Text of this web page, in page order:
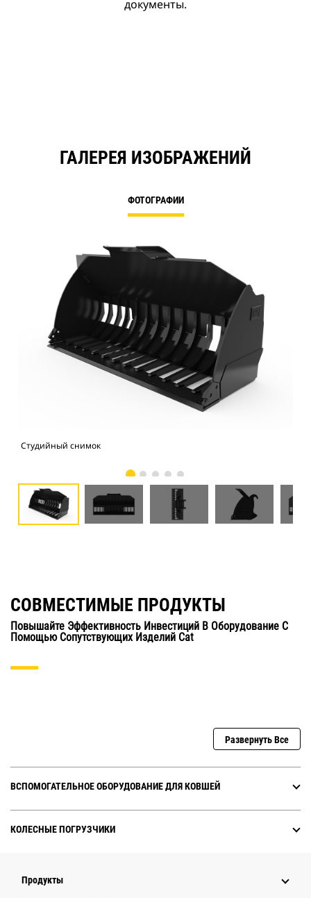
документы.
ГАЛЕРЕЯ ИЗОБРАЖЕНИЙ
ФОТОГРАФИИ
Студийный снимок
СОВМЕСТИМЫЕ ПРОДУКТЫ
Повышайте Эффективность Инвестиций В Оборудование С
Помощью Сопутствующих Изделий Cat
Развернуть Все
ВСПОМОГАТЕЛЬНОЕ ОБОРУДОВАНИЕ ДЛЯ КОВШЕЙ
КОЛЕСНЫЕ ПОГРУЗЧИКИ
Продукты